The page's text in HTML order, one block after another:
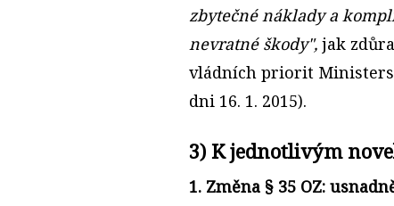
zbytečné náklady a
nevratné škody", jak
vládních priorit
dni 16. 1. 2015).
3) K jednotlivým
1. Změna § 35 OZ: